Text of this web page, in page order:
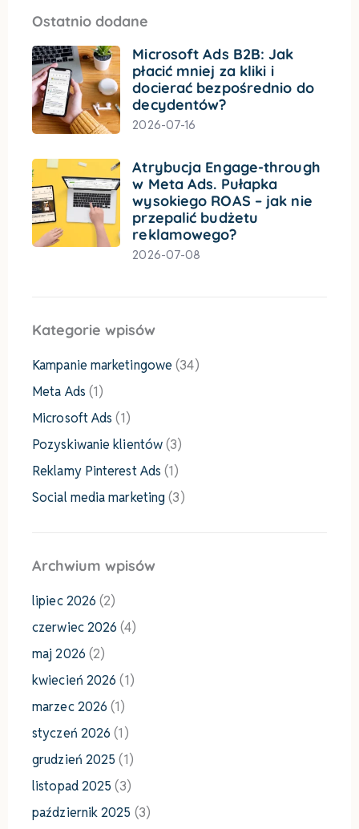
Ostatnio dodane
Microsoft Ads B2B: Jak
płacić mniej za kliki i
docierać bezpośrednio do
decydentów?
2026-07-16
Atrybucja Engage-through
w Meta Ads. Pułapka
wysokiego ROAS – jak nie
przepalić budżetu
reklamowego?
2026-07-08
Kategorie wpisów
Kampanie marketingowe (34)
Meta Ads (1)
Microsoft Ads (1)
Pozyskiwanie klientów(3)
Reklamy Pinterest Ads (1)
Social media marketing (3)
Archwium wpisów
lipiec 2026 (2)
czerwiec 2026 (4)
maj 2026 (2)
kwiecień 2026 (1)
marzec 2026 (1)
styczeń 2026 (1)
grudzień 2025 (1)
listopad 2025 (3)
październik 2025 (3)